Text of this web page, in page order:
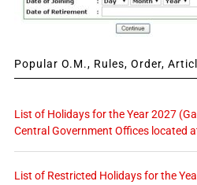
Popular O.M., Rules, Order,
List of Holidays for the Year 2027
Central Government Offices located
List of Restricted Holidays for the